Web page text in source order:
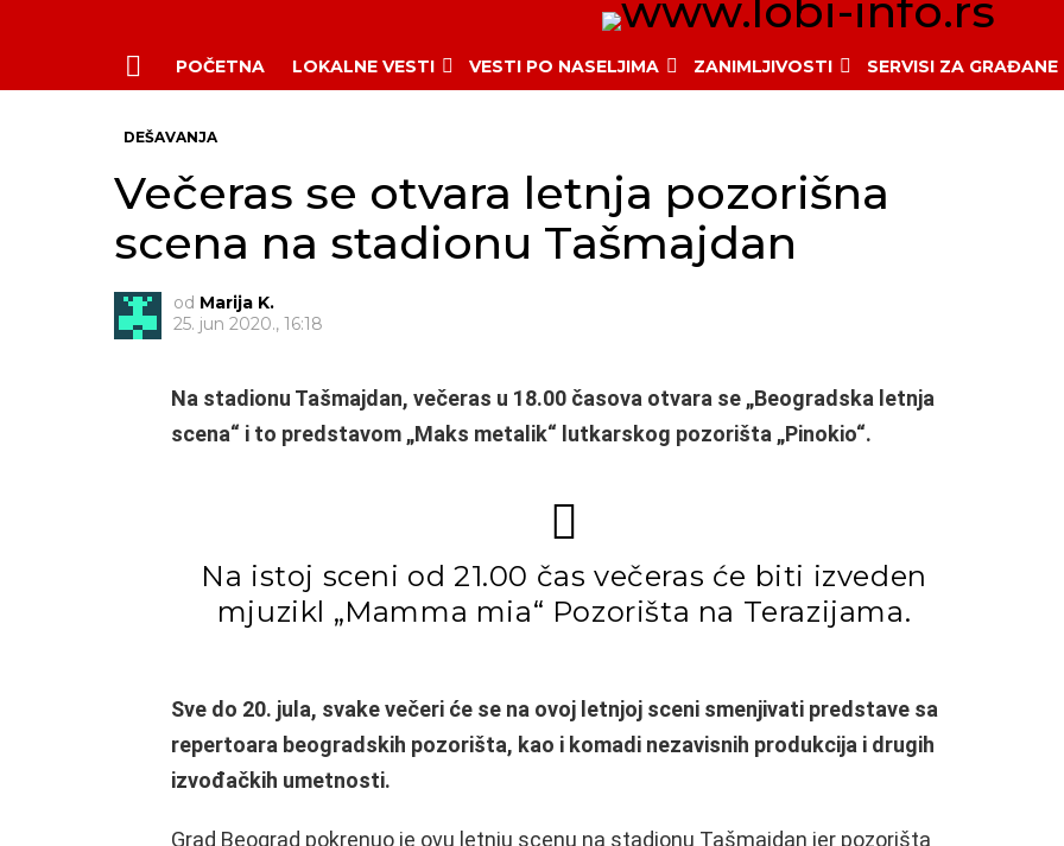
Menu
POČETNA LOKALNE VESTI VESTI PO NASELJIMA ZANIMLJIVOSTI SERVISI ZA GRAĐANE
DEŠAVANJA
Večeras se otvara letnja pozorišna
scena na stadionu Tašmajdan
od Marija K.
25. jun 2020., 16:18
Na stadionu Tašmajdan, večeras u 18.00 časova otvara se „Beogradska letnja
scena“ i to predstavom „Maks metalik“ lutkarskog pozorišta „Pinokio“.
Na istoj sceni od 21.00 čas večeras će biti izveden
mjuzikl „Mamma mia“ Pozorišta na Terazijama.
Sve do 20. jula, svake večeri će se na ovoj letnjoj sceni smenjivati predstave sa
repertoara beogradskih pozorišta, kao i komadi nezavisnih produkcija i drugih
izvođačkih umetnosti.
Grad Beograd pokrenuo je ovu letnju scenu na stadionu Tašmajdan jer pozorišta